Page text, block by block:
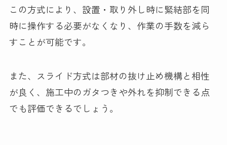
この方式により、設置・取り外し時に緊結部を同
時に操作する必要がなくなり、作業の手数を減ら
すことが可能です。
また、スライド方式は部材の抜け止め機構と相性
が良く、施工中のガタつきや外れを抑制できる点
でも評価できるでしょう。